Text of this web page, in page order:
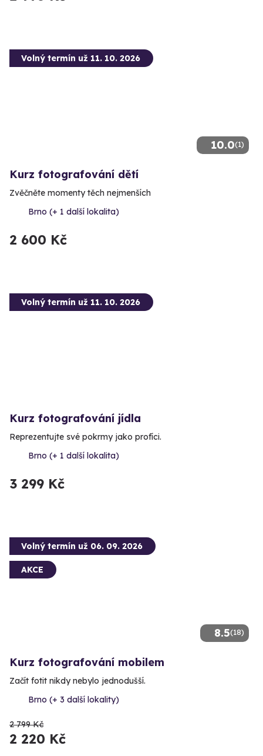
10.0(1)
Volný termín už 11. 10. 2026
Kurz fotografování dětí
Zvěčněte momenty těch nejmenších
Brno (+ 1 další lokalita)
2 600 Kč
Volný termín už 11. 10. 2026
Kurz fotografování jídla
Reprezentujte své pokrmy jako profíci.
Brno (+ 1 další lokalita)
3 299 Kč
8.5(18)
Volný termín už 06. 09. 2026
AKCE
Kurz fotografování mobilem
Začít fotit nikdy nebylo jednodušší.
Brno (+ 3 další lokality)
2 799 Kč
2 220 Kč